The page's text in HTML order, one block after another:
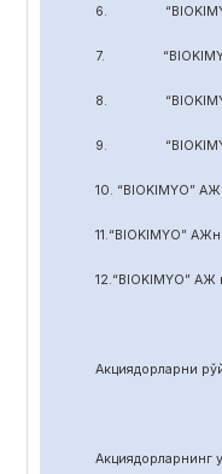
6. “BIOKIMYO”
7. “BIOKIMYO”
8. “BIOKIMYO”
9. “BIOKIMYO”
10. “BIOKIMYO”
11.“BIOKIMYO”
12.“BIOKIMYO” АЖ
Акциядорларни рў
Акциядорларнинг